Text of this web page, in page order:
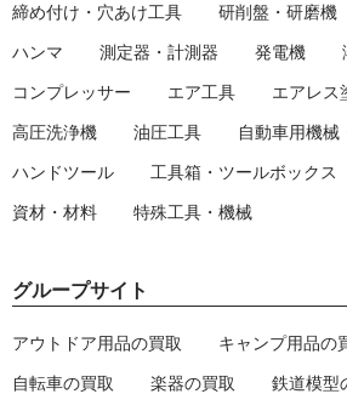
締め付け・穴あけ工具 研削盤・研磨機
ハンマ 測定器・計測器 発電機
コンプレッサー エア工具 エアレス
高圧洗浄機 油圧工具 自動車用機械
ハンドツール 工具箱・ツールボックス
資材・材料 特殊工具・機械
グループサイト
アウトドア用品の買取 キャンプ用品の
自転車の買取 楽器の買取 鉄道模型